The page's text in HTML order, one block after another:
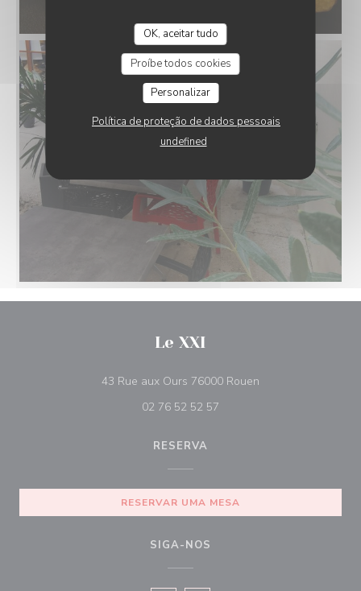
OK, aceitar tudo
Proíbe todos cookies
Personalizar
Política de proteção de dados pessoais
undefined
Le XXI
43 Rue aux Ours 76000 Rouen
02 76 52 52 57
RESERVA
RESERVAR UMA MESA
SIGA-NOS